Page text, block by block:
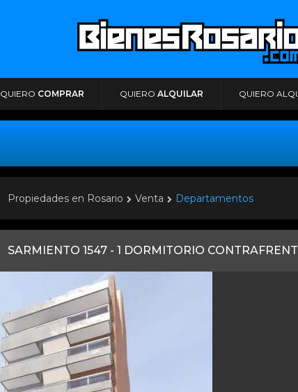
QUIERO COMPRAR QUIERO ALQUILAR QUIERO
Propiedades en Rosario Venta Departamentos
SARMIENTO 1547 - 1 DORMITORIO